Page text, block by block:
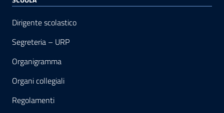
Dirigente scolastico
Segreteria – URP
Organigramma
Organi collegiali
Regolamenti